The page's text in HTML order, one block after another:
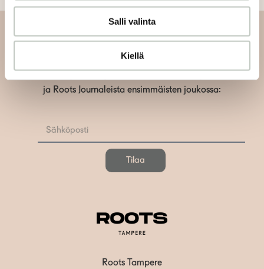
Salli valinta
Kiellä
Tilaa uutiskirjeemme
ja Roots Journaleista ensimmäisten joukossa:
Tilaa
Roots Tampere